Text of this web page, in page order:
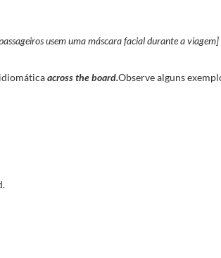
usem uma máscara facial durante a viagem]
across the board.Observe alguns